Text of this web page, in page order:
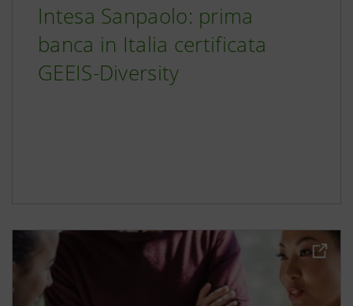
Intesa Sanpaolo: prima
banca in Italia certificata
GEEIS-Diversity